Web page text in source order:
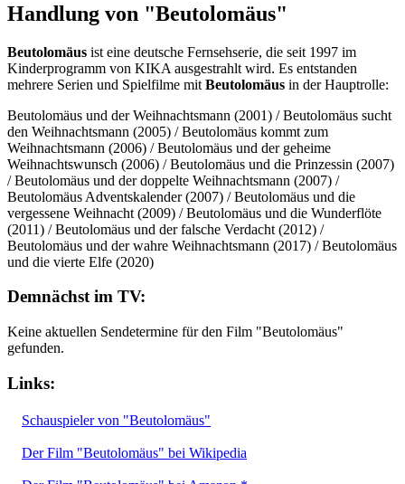
Handlung von "Beutolomäus"
Beutolomäus ist eine deutsche Fernsehserie, die seit 1997 im
Kinderprogramm von KIKA ausgestrahlt wird. Es entstanden
mehrere Serien und Spielfilme mit Beutolomäus in der Hauptrolle:
Beutolomäus und der Weihnachtsmann (2001) / Beutolomäus sucht
den Weihnachtsmann (2005) / Beutolomäus kommt zum
Weihnachtsmann (2006) / Beutolomäus und der geheime
Weihnachtswunsch (2006) / Beutolomäus und die Prinzessin (2007)
/ Beutolomäus und der doppelte Weihnachtsmann (2007) /
Beutolomäus Adventskalender (2007) / Beutolomäus und die
vergessene Weihnacht (2009) / Beutolomäus und die Wunderflöte
(2011) / Beutolomäus und der falsche Verdacht (2012) /
Beutolomäus und der wahre Weihnachtsmann (2017) / Beutolomäus
und die vierte Elfe (2020)
Demnächst im TV:
Keine aktuellen Sendetermine für den Film "Beutolomäus"
gefunden.
Links:
Schauspieler von "Beutolomäus"
Der Film "Beutolomäus" bei Wikipedia